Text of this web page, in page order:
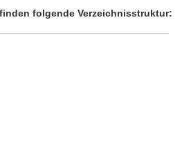
folgende Verzeichnisstruktur: